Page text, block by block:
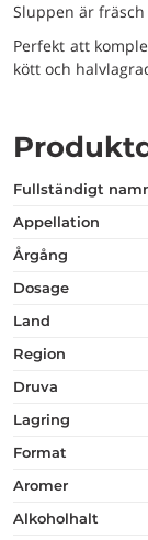
Sluppen är
Perfekt att
kött och
fullständigt
appellation
årgång
dosage
land
region
druva
lagring
format
aromer
alkoholhalt